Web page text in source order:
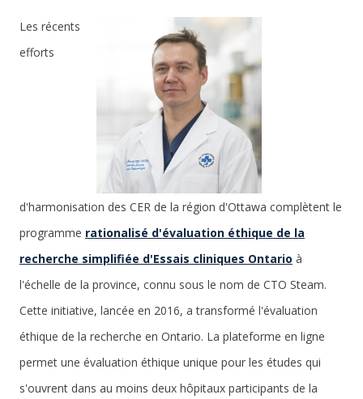
Les récents
efforts
d'harmonisation des CER de la région d'Ottawa complètent le
programme rationalisé d'évaluation éthique de la
recherche simplifiée d'Essais cliniques Ontario à
l'échelle de la province, connu sous le nom de CTO Steam.
Cette initiative, lancée en 2016, a transformé l'évaluation
éthique de la recherche en Ontario. La plateforme en ligne
permet une évaluation éthique unique pour les études qui
s'ouvrent dans au moins deux hôpitaux participants de la